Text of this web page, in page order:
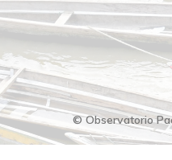
© Observatorio